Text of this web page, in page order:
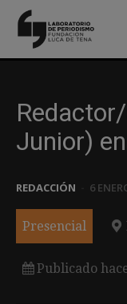
Junior)
REDACCIÓN 6
Presencial
Publicado